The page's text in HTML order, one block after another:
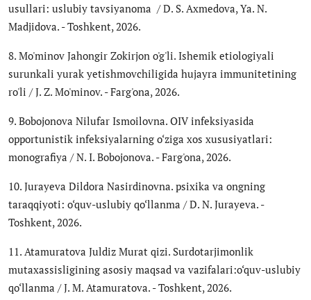
usullari: uslubiy tavsiyanoma / D. S. Axmedova, Ya. N.
Madjidova. - Toshkent, 2026.
8. Mo'minov Jahongir Zokirjon o'g'li. Ishemik etiologiyali
surunkali yurak yetishmovchiligida hujayra immunitetining
ro'li / J. Z. Mo'minov. - Farg'ona, 2026.
9. Bobojonova Nilufar Ismoilovna. OIV infeksiyasida
opportunistik infeksiyalarning o‘ziga xos xususiyatlari:
monografiya / N. I. Bobojonova. - Farg'ona, 2026.
10. Jurayeva Dildora Nasirdinovna. psixika va ongning
taraqqiyoti: o‘quv-uslubiy qo‘llanma / D. N. Jurayeva. -
Toshkent, 2026.
11. Atamuratova Juldiz Murat qizi. Surdotarjimonlik
mutaxassisligining asosiy maqsad va vazifalari:o‘quv-uslubiy
qo‘llanma / J. M. Atamuratova. - Toshkent, 2026.